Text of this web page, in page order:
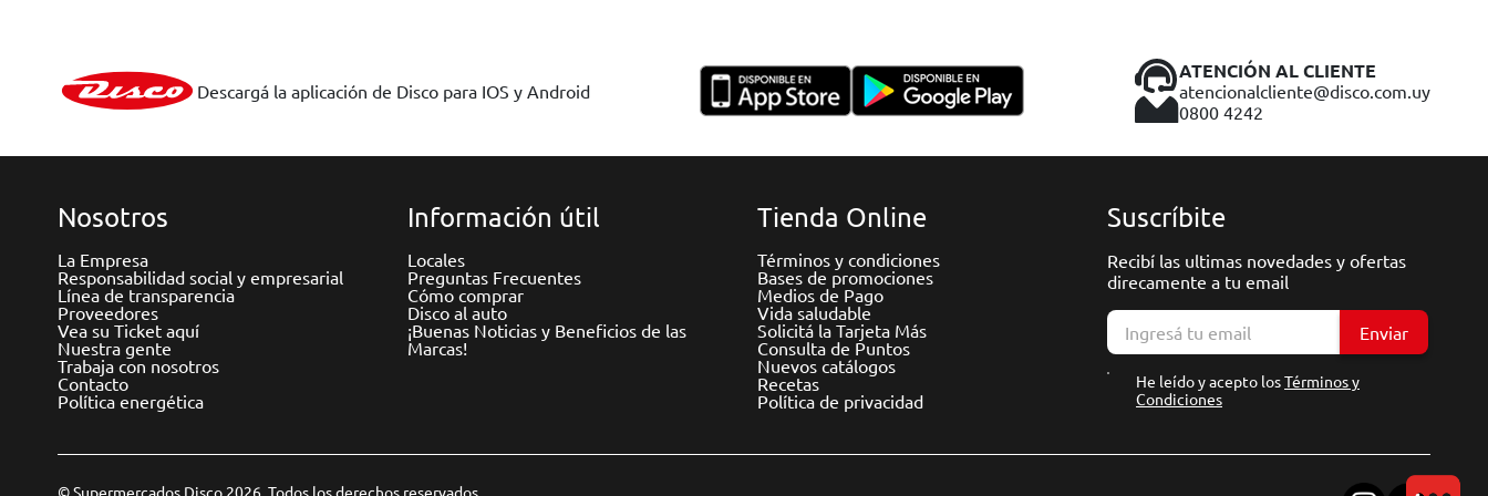
Descargá la aplicación de Disco para IOS y Android
ATENCIÓN AL CLIENTE
atencionalcliente@disco.com.uy
0800 4242
Nosotros
La Empresa
Responsabilidad social y empresarial
Línea de transparencia
Proveedores
Vea su Ticket aquí
Nuestra gente
Trabaja con nosotros
Contacto
Política energética
Información útil
Locales
Preguntas Frecuentes
Cómo comprar
Disco al auto
¡Buenas Noticias y Beneficios de las
Marcas!
Tienda Online
Términos y condiciones
Bases de promociones
Medios de Pago
Vida saludable
Solicitá la Tarjeta Más
Consulta de Puntos
Nuevos catálogos
Recetas
Política de privacidad
Suscríbite
Recibí las ultimas novedades y ofertas
direcamente a tu email
Enviar
He leído y acepto losTérminos y
Condiciones
© Supermercados Disco 2026. Todos los derechos reservados